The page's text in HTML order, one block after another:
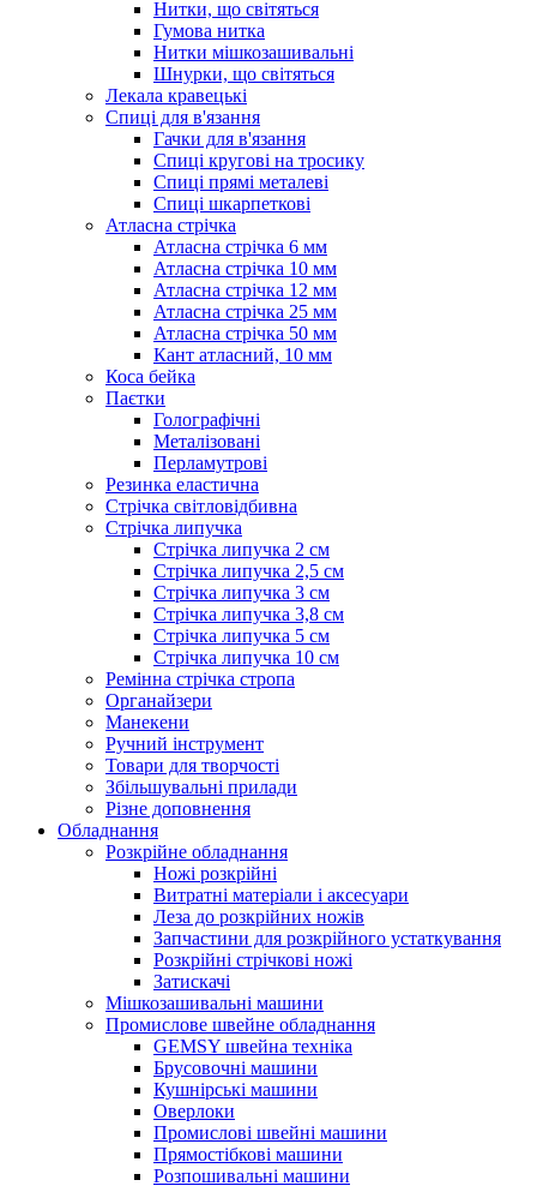
Нитки, що світяться
Гумова нитка
Нитки мішкозашивальні
Шнурки, що світяться
Лекала кравецькі
Cпиці для в'язання
Гачки для в'язання
Спиці кругові на тросику
Спиці прямі металеві
Спиці шкарпеткові
Атласна стрічка
Атласна стрічка 6 мм
Атласна стрічка 10 мм
Атласна стрічка 12 мм
Атласна стрічка 25 мм
Атласна стрічка 50 мм
Кант атласний, 10 мм
Коса бейка
Паєтки
Голографічні
Металізовані
Перламутрові
Резинка еластична
Стрічка світловідбивна
Стрічка липучка
Стрічка липучка 2 см
Стрічка липучка 2,5 см
Стрічка липучка 3 см
Стрічка липучка 3,8 см
Стрічка липучка 5 см
Стрічка липучка 10 см
Ремінна стрічка стропа
Органайзери
Манекени
Ручний інструмент
Товари для творчості
Збільшувальні прилади
Різне доповнення
Обладнання
Розкрійне обладнання
Ножі розкрійні
Витратні матеріали і аксесуари
Леза до розкрійних ножів
Запчастини для розкрійного устаткування
Розкрійні стрічкові ножі
Затискачі
Мішкозашивальні машини
Промислове швейне обладнання
GEMSY швейна техніка
Брусовочні машини
Кушнірські машини
Оверлоки
Промислові швейні машини
Прямостібкові машини
Розпошивальні машини